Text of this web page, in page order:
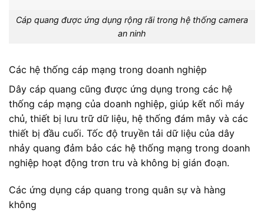
Cáp quang được ứng dụng rộng rãi trong hệ thống camera
an ninh
Các hệ thống cáp mạng trong doanh nghiệp
Dây cáp quang cũng được ứng dụng trong các hệ
thống cáp mạng của doanh nghiệp, giúp kết nối máy
chủ, thiết bị lưu trữ dữ liệu, hệ thống đám mây và các
thiết bị đầu cuối. Tốc độ truyền tải dữ liệu của dây
nhảy quang đảm bảo các hệ thống mạng trong doanh
nghiệp hoạt động trơn tru và không bị gián đoạn.
Các ứng dụng cáp quang trong quân sự và hàng
không